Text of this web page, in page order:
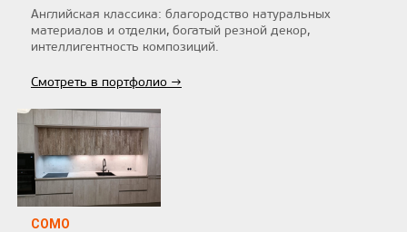
Английская классика: благородство натуральных
материалов и отделки, богатый резной декор,
интеллигентность композиций.
Смотреть в портфолио →
COMO